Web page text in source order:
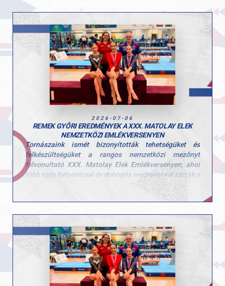
2026-07-06
REMEK GYŐRI EREDMÉNYEK A XXX. MATOLAY ELEK
NEMZETKÖZI EMLÉKVERSENYEN
Tornászaink ismét bizonyították tehetségüket és
felkészültségüket a rangos nemzetközi mezőnyt
felvonultató XXX. Matolay Elek Emlékversenyen, ahol
több szép helyezéssel és dobogós eredménnyel zárták a
Kerczó Emília – 6. hely
Kovács Bianka – 11. hely
Hegedűs Réka – 20. hely (két szeren indult)
Gerenda
Kerczó Emília – 2. hely